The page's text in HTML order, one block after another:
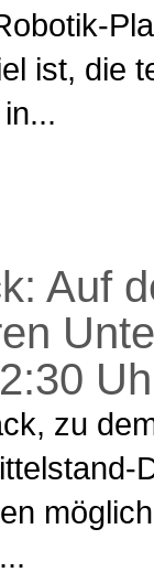
ist, die
Auf
zu